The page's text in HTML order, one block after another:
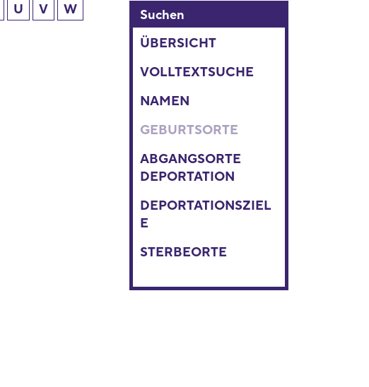
U V
W
Suchen
ÜBERSICHT
VOLLTEXTSUCHE
NAMEN
GEBURTSORTE
ABGANGSORTE
DEPORTATION
DEPORTATIONSZIEL
E
STERBEORTE